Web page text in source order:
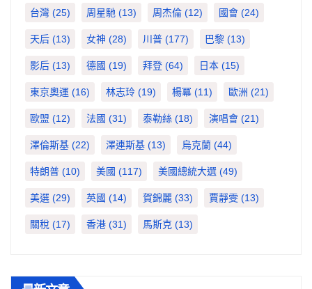
台灣 (25) 周星馳 (13) 周杰倫 (12) 國會 (24)
天后 (13) 女神 (28) 川普 (177) 巴黎 (13)
影后 (13) 德國 (19) 拜登 (64) 日本 (15)
東京奧運 (16) 林志玲 (19) 楊冪 (11) 歐洲 (21)
歐盟 (12) 法國 (31) 泰勒絲 (18) 演唱會 (21)
澤倫斯基 (22) 澤連斯基 (13) 烏克蘭 (44)
特朗普 (10) 美國 (117) 美國總統大選 (49)
美選 (29) 英國 (14) 賀錦麗 (33) 賈靜雯 (13)
關稅 (17) 香港 (31) 馬斯克 (13)